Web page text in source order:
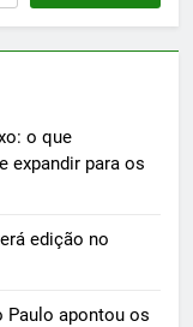
o que
expandir para os
edição no
Paulo apontou os